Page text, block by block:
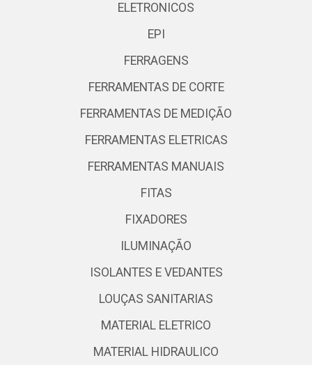
ELETRONICOS
EPI
FERRAGENS
FERRAMENTAS DE CORTE
FERRAMENTAS DE MEDIÇÃO
FERRAMENTAS ELETRICAS
FERRAMENTAS MANUAIS
FITAS
FIXADORES
ILUMINAÇÃO
ISOLANTES E VEDANTES
LOUÇAS SANITARIAS
MATERIAL ELETRICO
MATERIAL HIDRAULICO